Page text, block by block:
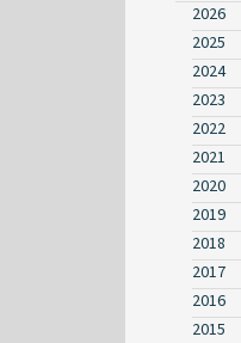
2026
2025
2024
2023
2022
2021
2020
2019
2018
2017
2016
2015